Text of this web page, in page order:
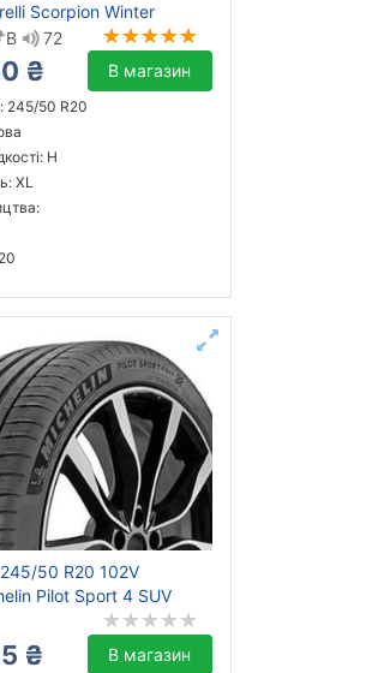
Scorpion Winter
B 72
₴ В магазин
245/50 R20
H
XL
245/50 R20 102V
Pilot Sport 4 SUV
₴ В магазин